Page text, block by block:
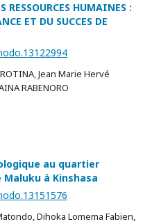
HUMAINES :
ET DU SUCCES DE
Jean Marie Hervé
RABENORO
au quartier
à Kinshasa
Dihoka Lomema Fabien,